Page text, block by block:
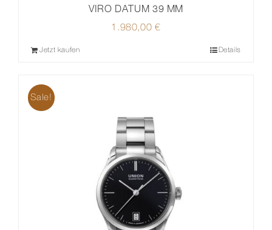
VIRO DATUM 39 MM
1.980,00€
Jetzt kaufen Details
Sale!